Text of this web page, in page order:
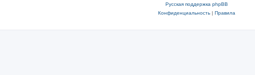
Русская поддержка phpBB
Конфиденциальность| Правила